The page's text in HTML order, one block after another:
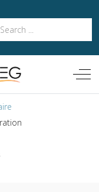
Off-